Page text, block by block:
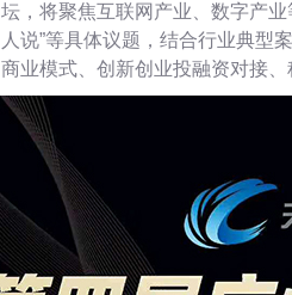
坛，将聚焦互联网产业、数字产业
人说”等具体议题，结合行业典型
商业模式、创新创业投融资对接